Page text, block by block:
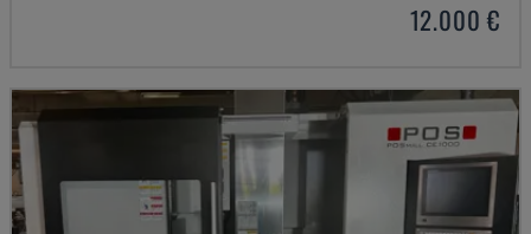
12.000 €